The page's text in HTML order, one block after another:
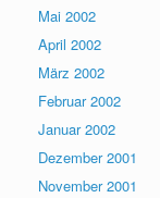
Mai 2002
April 2002
März 2002
Februar 2002
Januar 2002
Dezember 2001
November 2001